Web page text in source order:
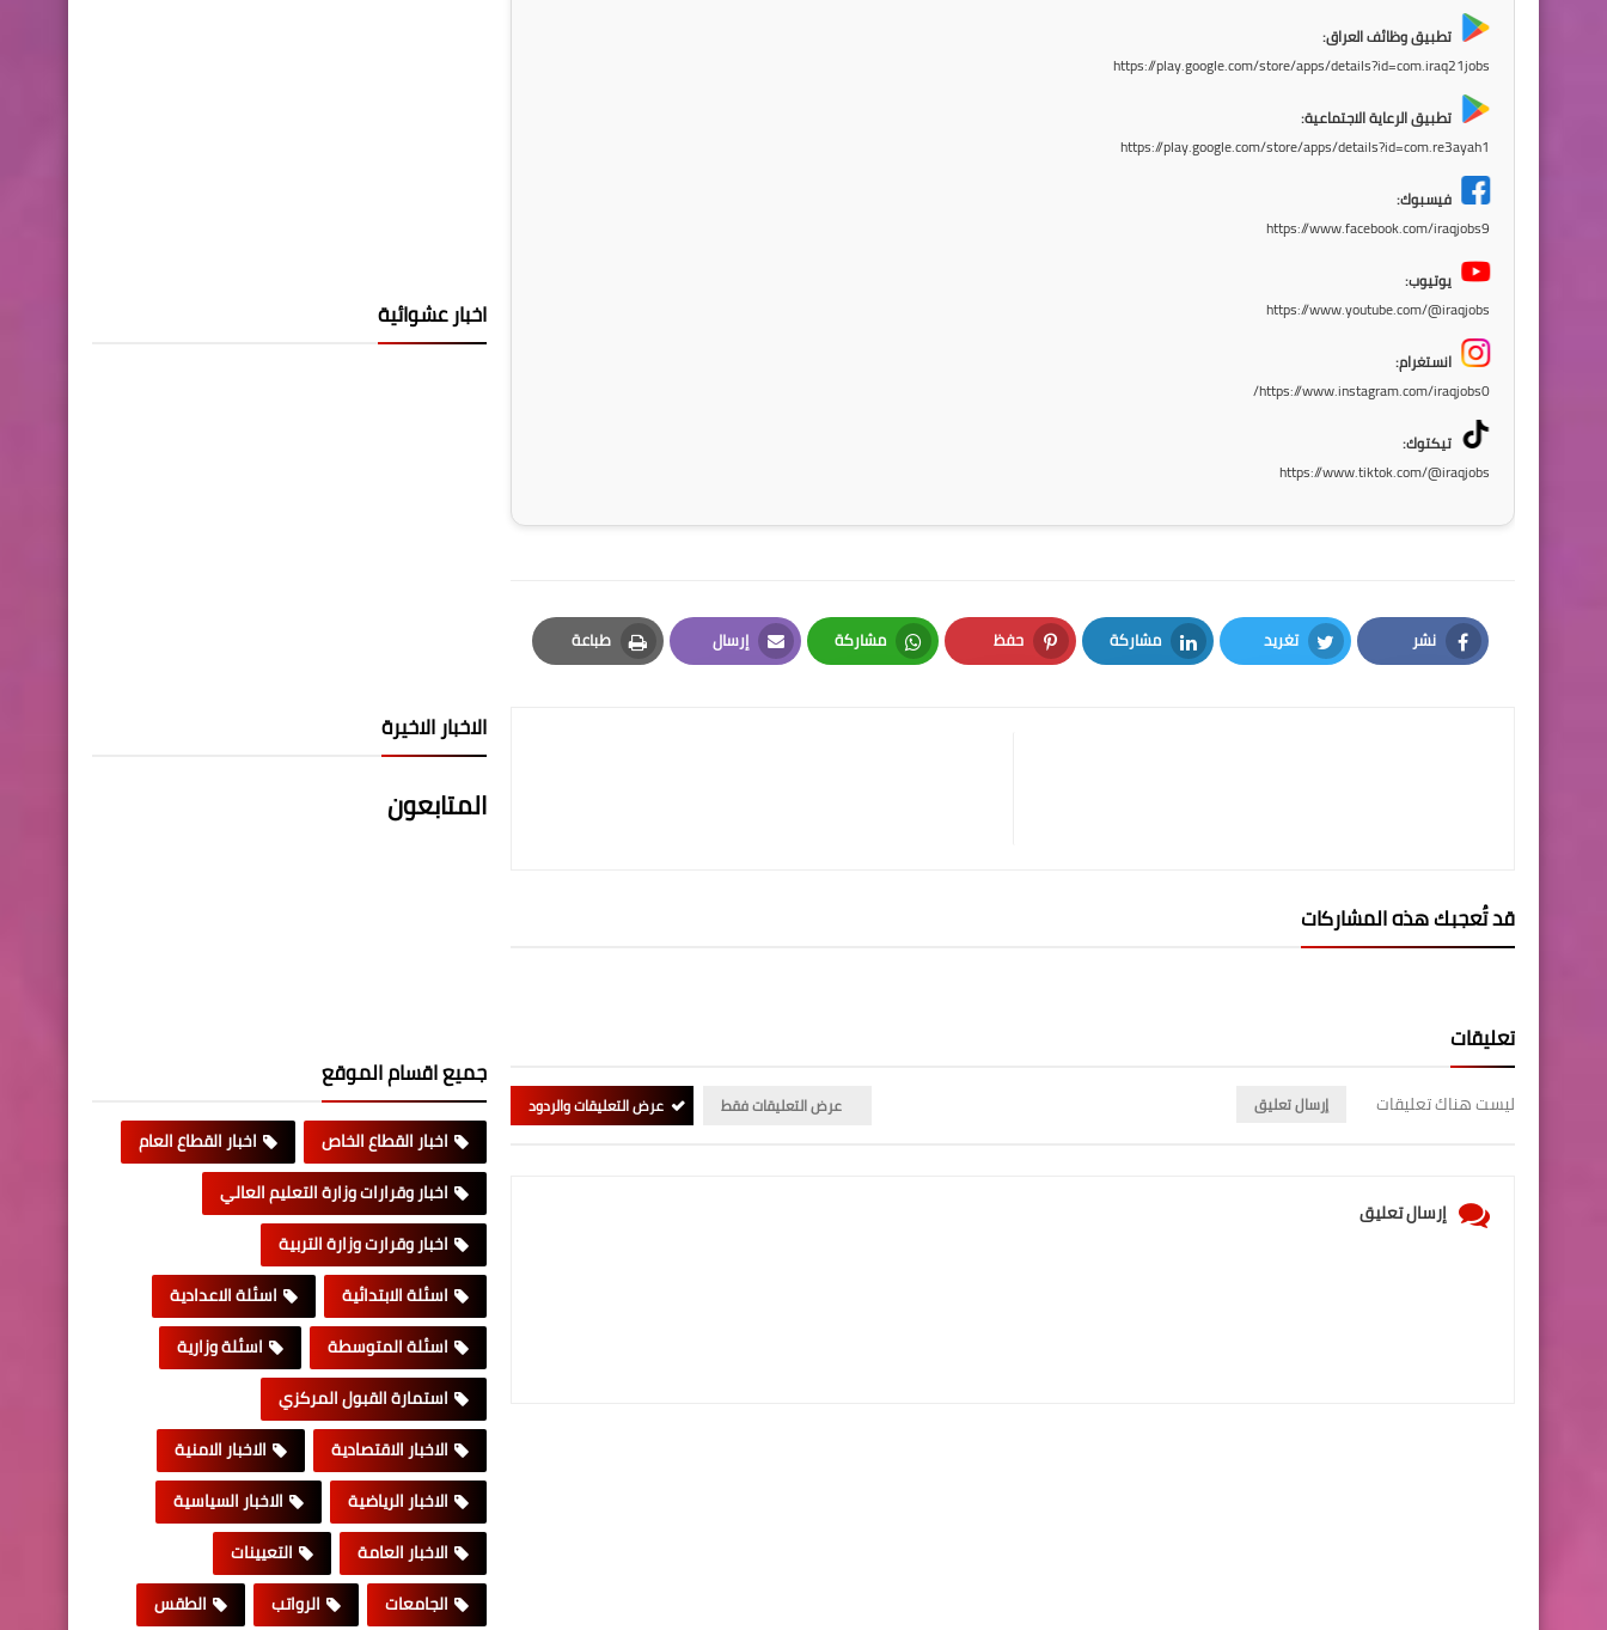
تطبيق وظائف العراق:
https://play.google.com/store/apps/details?id=com.iraq21jobs
تطبيق الرعاية الاجتماعية:
https://play.google.com/store/apps/details?id=com.re3ayah1
فيسبوك:
https://www.facebook.com/iraqjobs9
يوتيوب:
https://www.youtube.com/@iraqjobs
انستغرام:
https://www.instagram.com/iraqjobs0/
تيكتوك:
https://www.tiktok.com/@iraqjobs
نشر
Facebook
تغريد
Twitter
مشاركة
LinkedIn
حفظ
Pinterest
مشاركة
Whatsapp
إرسال
Email
طباعة
Print
قد تُعجبك هذه المشاركات
تعليقات
ليست هناك تعليقات إرسال تعليق عرض التعليقات فقط عرض التعليقات والردود
إرسال تعليق
اخبار عشوائية
الاخبار الاخيرة
المتابعون
جميع اقسام الموقع
اخبار القطاع الخاص
اخبار القطاع العام
اخبار وقرارات وزارة التعليم العالي
اخبار وقرارت وزارة التربية
اسئلة الابتدائية
اسئلة الاعدادية
اسئلة المتوسطة
اسئلة وزارية
استمارة القبول المركزي
الاخبار الاقتصادية
الاخبار الامنية
الاخبار الرياضية
الاخبار السياسية
الاخبار العامة
التعيينات
الجامعات
الرواتب الطقس